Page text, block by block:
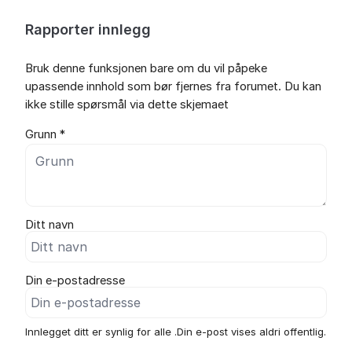
Rapporter innlegg
Bruk denne funksjonen bare om du vil påpeke
upassende innhold som bør fjernes fra forumet. Du kan
ikke stille spørsmål via dette skjemaet
Grunn *
Ditt navn
Din e-postadresse
Innlegget ditt er synlig for alle .Din e-post vises aldri offentlig.